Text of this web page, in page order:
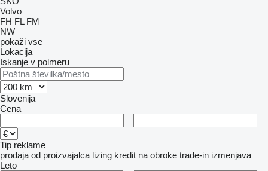
Volvo
FH FL FM
NW
pokaži vse
Lokacija
Iskanje v polmeru
Slovenija
Cena
–
Tip reklame
prodaja od proizvajalca lizing kredit na obroke trade-in izmenjava
Leto